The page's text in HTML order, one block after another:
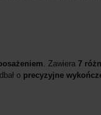
. Zawiera 7
o precyzyjne